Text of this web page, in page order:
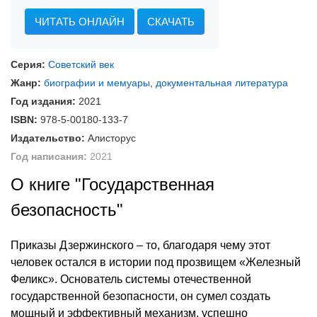
ЧИТАТЬ ОНЛАЙН СКАЧАТЬ
Серия: Советский век
Жанр: биографии и мемуары документальная литература
Год издания: 2021
ISBN: 978-5-00180-133-7
Издательство: Алисторус
Год написания: 2021
О книге "Государственная
безопасность"
Приказы Дзержинского – то, благодаря чему этот
человек остался в истории под прозвищем «Железный
Феликс». Основатель системы отечественной
государственной безопасности, он сумел создать
мощный и эффективный механизм, успешно